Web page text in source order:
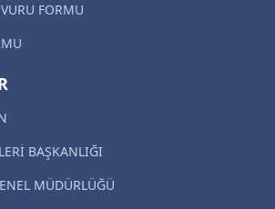
FORMU
BAŞKANLIĞI
MÜDÜRLÜĞÜ